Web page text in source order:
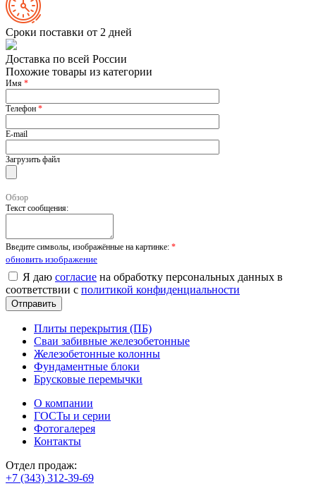
Сроки поставки от 2 дней
Доставка по всей России
Похожие товары из категории
Имя *
Телефон *
E-mail
Загрузить файл
Обзор
Текст сообщения:
Введите символы, изображённые на картинке: *
обновить изображение
Я даю согласие на обработку персональных данных в
соответствии с политикой конфиденциальности
Плиты перекрытия (ПБ)
Сваи забивные железобетонные
Железобетонные колонны
Фундаментные блоки
Брусковые перемычки
О компании
ГОСТы и серии
Фотогалерея
Контакты
Отдел продаж:
+7 (343) 312-39-69